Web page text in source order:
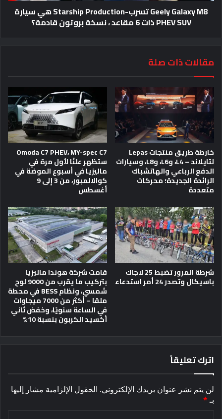
Geely Galaxy M8 تسرب-Starship Production هي سيارة
PHEV SUV ذات 6 مقاعد ، نسخة بروتون قادمة؟
مقالات ذات صلة
خارطة طريق منتجات Lepas
لتايلاند – L4، وL6، وL8، وسيارات
الدفع الرباعي والهاتشباك
الرائدة الجديدة؛ محركات
متعددة
Omoda C7 PHEV، MY-spec C7
ستظهر علنًا لأول مرة في
ماليزيا في أسبوع الموضة في
كوالالمبور، من 3 إلى 9
أغسطس
شرطة المرور تضبط 25 لاجاك
باسيكال وتصدر 24 أمر استدعاء
قامت شركة هوندا ماليزيا
بتركيب ما يقرب من 9000 لوح
شمسي، ونظام BESS في محطة
ملقا – أكثر من 7000 ميجاوات
في الساعة سنويًا، وخفض ثاني
أكسيد الكربون بنسبة 10%
اترك تعليقاً
لن يتم نشر عنوان بريدك الإلكتروني. الحقول الإلزامية مشار إليها
بـ*